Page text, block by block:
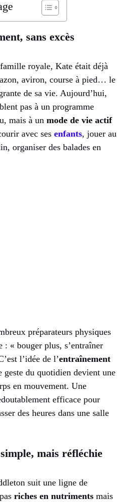
sans excès
royale, Kate était déjà
aviron, course à pied… le
de sa vie. Aujourd’hui,
pas à un programme
mais à un mode de vie actif
avec ses enfants, jouer au
organiser des balades en
préparateurs physiques
: « bouger plus, s’entraîner
l’idée de l’entraînement
geste du quotidien devient une
en mouvement. Une
efficace pour
des heures dans une salle
mais réfléchie
suit une ligne de
riches en nutriments mais